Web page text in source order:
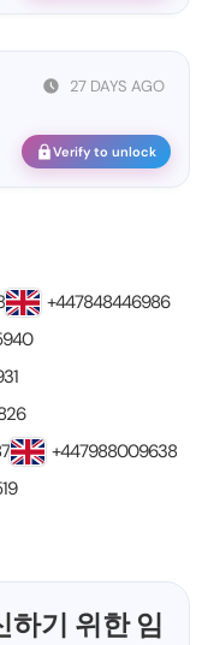
27 DAYS AGO
Verify to unlock
+447848446986
+447988009638
하기 위한 임